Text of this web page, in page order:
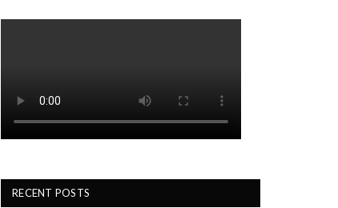
RECENT POSTS